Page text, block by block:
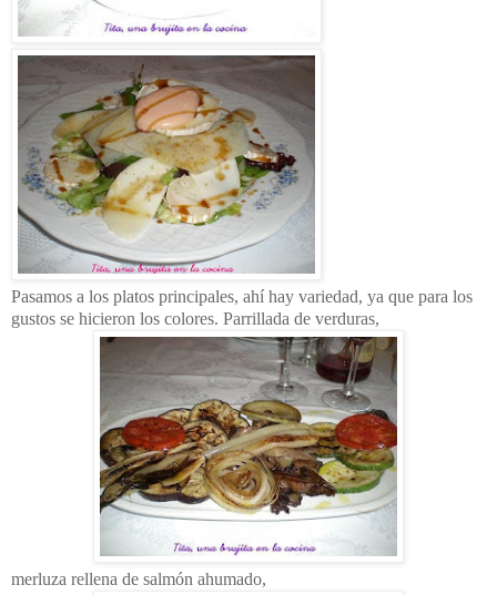
Pasamos a los platos principales, ahí hay variedad, ya que para los
gustos se hicieron los colores. Parrillada de verduras,
merluza rellena de salmón ahumado,